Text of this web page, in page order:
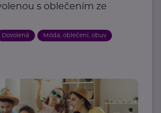
s oblečením ze
Dovolená Móda, oblečení, obuv